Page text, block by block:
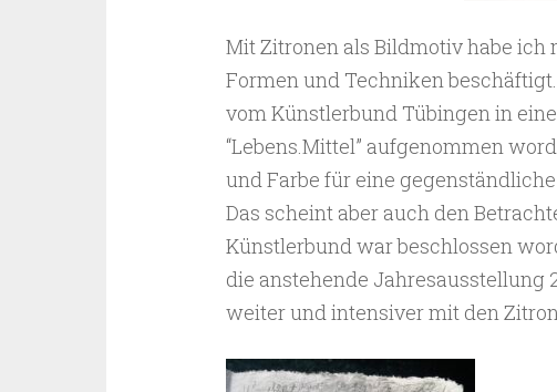
Mit Zitronen als Bildmotiv habe
Formen und Techniken
vom Künstlerbund Tübingen in
“Lebens.Mittel” aufgenommen
und Farbe für eine
Das scheint aber auch den
Künstlerbund war beschlossen
die anstehende Jahresausstellung
weiter und intensiver mit den